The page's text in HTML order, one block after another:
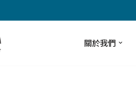
關於我們